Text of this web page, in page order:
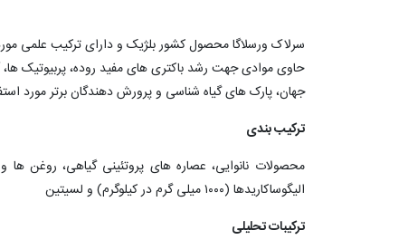
سرلاک ورسلاگا محصول کشور بلژیک و دارای ترکیب علمی
حاوی موادی جهت رشد باکتری های مفید روده، پربیوتیک
جهان، پارک های گیاه شناسی و پرورش دهندگان برتر مورد
ترکیب بندی
محصولات نانوایی، عصاره های پروتئینی گیاهی، روغن
الیگوساکاریدها (۱۰۰۰ میلی گرم در کیلوگرم) و لسیتین
ترکیبات تحلیلی